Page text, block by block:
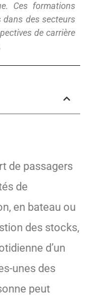
Ces formations
des secteurs
de carrière
de passagers
de
en bateau ou
des stocks,
d’un
unes des
peut